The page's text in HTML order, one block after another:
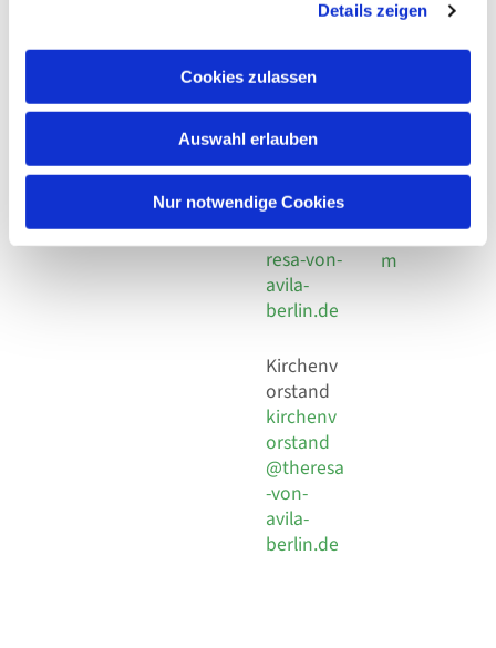
Details zeigen
Cookies zulassen
Auswahl erlauben
Nur notwendige Cookies
Kirchengemeinde Pfarrei
Hl. Theresa von Avila Berlin
Leitender Pfarrer - Norbert
Behaimstr. 39
Telefon
+49 30
924 64 28
Fax +49
30 924 54
18
E-Mail
info@the
resa-von-
avila-
berlin.de
Kirchenv
orstand
kirchenv
orstand
@theresa
-von-
avila-
berlin.de
Datensch
utz
Social
Impressu
m